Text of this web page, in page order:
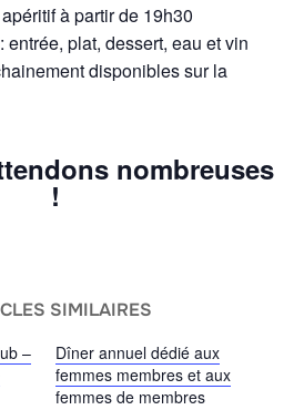
à partir de 19h30
entrée, plat, dessert, eau et vin
disponibles sur la
nombreuses
!
SIMILAIRES
–
Dîner annuel dédié aux
femmes membres et aux
femmes de membres